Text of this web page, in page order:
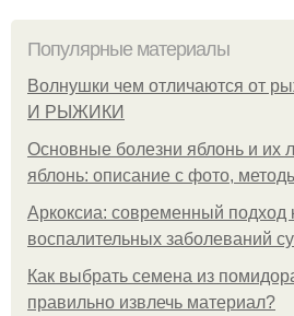
Популярные материалы
Волнушки чем отличаются от
И РЫЖИКИ
Основные болезни яблонь и их
яблонь: описание с фото,
Аркоксиа: современный подход
воспалительных заболеваний
Как выбрать семена из
правильно извлечь материал?